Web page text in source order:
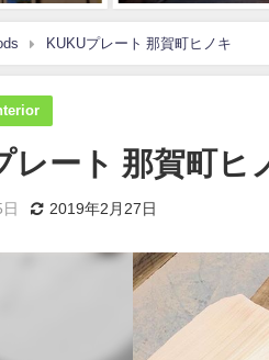
KUKUプレート 那賀町ヒノキ
レート 那賀町ヒ
2019年2月27日